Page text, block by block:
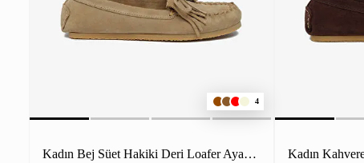
4
Kadın Bej Süet Hakiki Deri Loafer Ayakkabı